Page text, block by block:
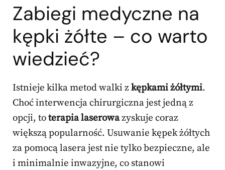
Zabiegi medyczne na
kępki żółte – co warto
wiedzieć?
Istnieje kilka metod walki zkępkami żółtymi.
Choć interwencja chirurgiczna jest jedną z
opcji, toterapia laserowazyskuje coraz
większą popularność. Usuwanie kępek żółtych
za pomocą lasera jest nie tylko bezpieczne, ale
i minimalnie inwazyjne, co stanowi